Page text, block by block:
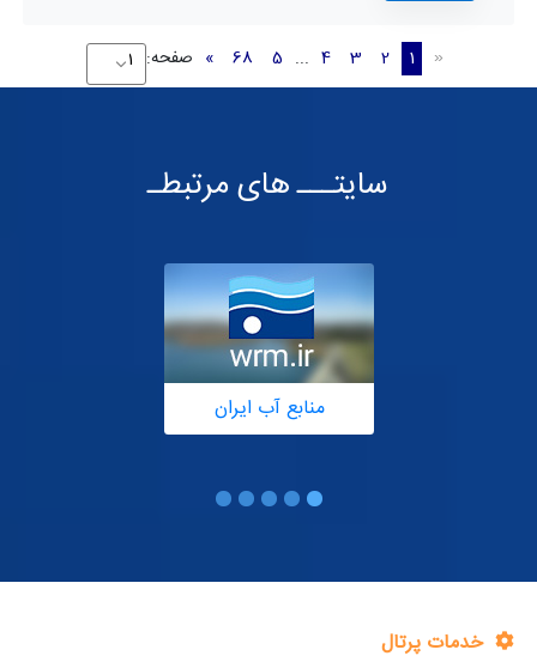
«
1
2
3
4
...
5
68
» صفحه:
سایتـــ های مرتبطـ
منابع آب ایران
خدمات پرتال